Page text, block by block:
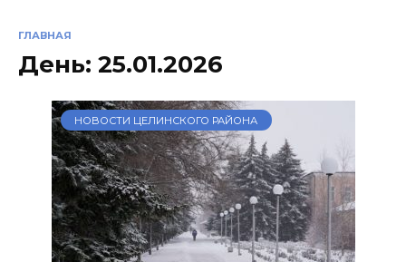
ГЛАВНАЯ
День: 25.01.2026
НОВОСТИ ЦЕЛИНСКОГО РАЙОНА